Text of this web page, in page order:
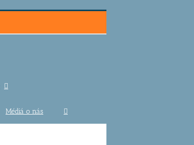
Médiá o nás